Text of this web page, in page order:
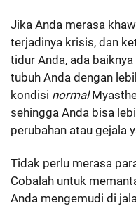
Jika Anda merasa
terjadinya krisis, dan
tidur Anda, ada
tubuh Anda dengan
kondisi normal
sehingga Anda bisa
perubahan atau gejala
Tidak perlu merasa
Cobalah untuk
Anda mengemudi di